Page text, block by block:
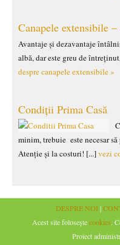
Canapele extensibile
Avantaje și dezavantaje
albă, dar este greu de
despre canapele extensibile »
Condiții Prima Casă
minim, trebuie este necesar
Atenție și la costuri! [...]vezi
DESPRE NOI |
Acest site foloseștecookies.
Proiect